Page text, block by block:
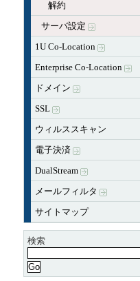
解約
サーバ設定
1U Co-Location
Enterprise Co-Location
ドメイン
SSL
ウィルススキャン
電子決済
DualStream
メールフィルタ
サイトマップ
検索